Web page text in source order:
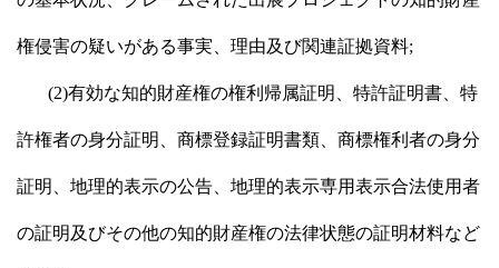
権侵害の疑いがある事実、理由及び関連証拠資料;
(2)有効な知的財産権の権利帰属証明、特許証明書、特
許権者の身分証明、商標登録証明書類、商標権利者の身分
証明、地理的表示の公告、地理的表示専用表示合法使用者
の証明及びその他の知的財産権の法律状態の証明材料など